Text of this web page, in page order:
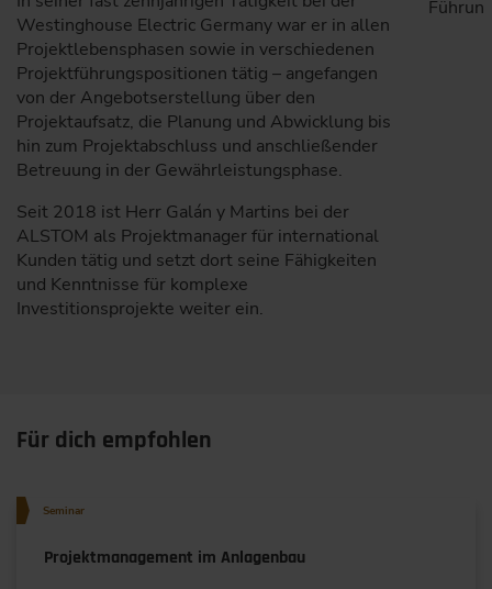
Westinghouse Electric Germany war er in allen
Projektlebensphasen sowie in verschiedenen
Projektführungspositionen tätig – angefangen
von der Angebotserstellung über den
Projektaufsatz, die Planung und Abwicklung bis
hin zum Projektabschluss und anschließender
Betreuung in der Gewährleistungsphase.
Seit 2018 ist Herr Galán y Martins bei der
ALSTOM als Projektmanager für international
Kunden tätig und setzt dort seine Fähigkeiten
und Kenntnisse für komplexe
Investitionsprojekte weiter ein.
Für dich empfohlen
Seminar
Projektmanagement im Anlagenbau